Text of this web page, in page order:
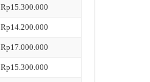
Rp15.300.000
Rp14.200.000
Rp17.000.000
Rp15.300.000